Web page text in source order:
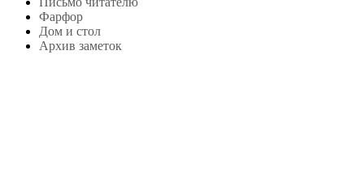
Фарфор
Дом и стол
Архив заметок